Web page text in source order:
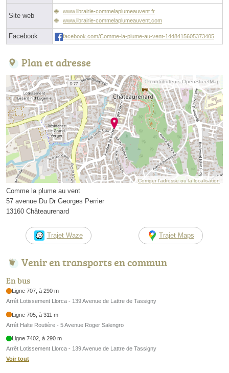
Site web
www.librairie-commelaplumeauvent.fr
www.librairie-commelaplumeauvent.com
Facebook facebook.com/Comme-la-plume-au-vent-1448415605373405
Plan et adresse
© contributeurs OpenStreetMap
Corriger l’adresse ou la localisation
Comme la plume au vent
57 avenue Du Dr Georges Perrier
13160 Châteaurenard
Trajet Waze Trajet Maps
Venir en transports en commun
En bus
Ligne 707, à 290 m
Arrêt Lotissement Llorca - 139 Avenue de Lattre de Tassigny
Ligne 705, à 311 m
Arrêt Halte Routière - 5 Avenue Roger Salengro
Ligne 7402, à 290 m
Arrêt Lotissement Llorca - 139 Avenue de Lattre de Tassigny
Voir tout